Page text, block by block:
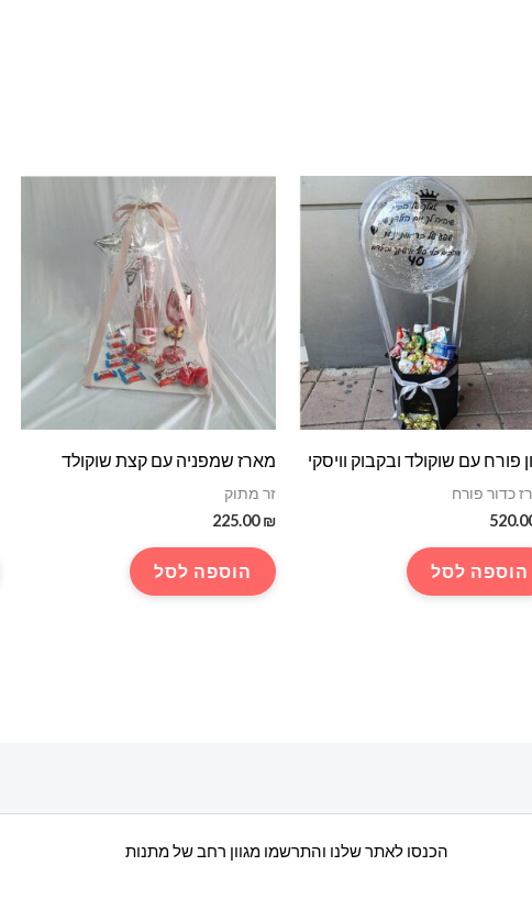
פורח עם שוקולד ובקבוק וויסקי
כדור פורח
הוספה לסל
מארז שמפניה עם קצת שוקולד
זר מתוק
225.00₪
הוספה לסל
הכנסו לאתר שלנו והתרשמו מגוון רחב של מתנות